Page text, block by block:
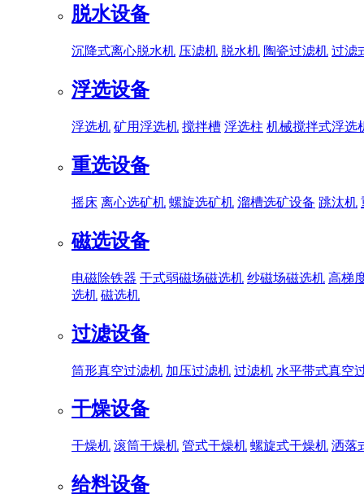
脱水设备
沉降式离心脱水机 压滤机 脱水机 陶瓷过滤机 过滤
浮选设备
浮选机 矿用浮选机 搅拌槽 浮选柱 机械搅拌式浮选
重选设备
摇床 离心选矿机 螺旋选矿机 溜槽选矿设备 跳汰机
磁选设备
电磁除铁器 干式弱磁场磁选机 纱磁场磁选机 高梯
选机 磁选机
过滤设备
筒形真空过滤机 加压过滤机 过滤机 水平带式真空
干燥设备
干燥机 滚筒干燥机 管式干燥机 螺旋式干燥机 洒落
给料设备